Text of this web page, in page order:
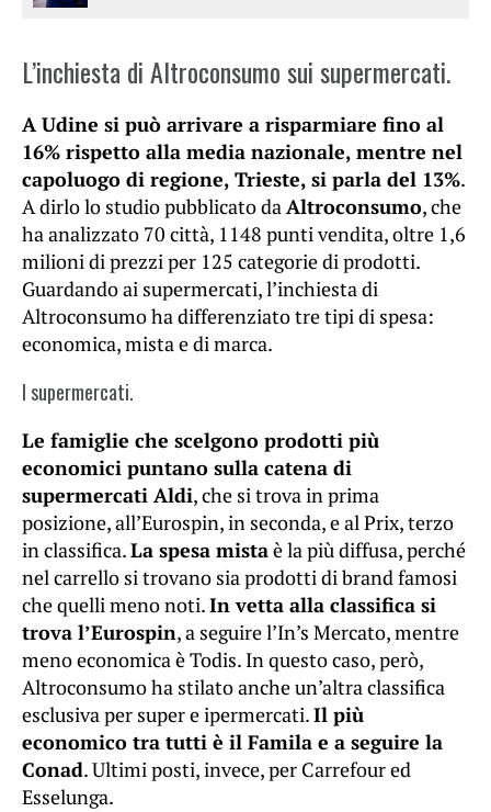
L’inchiesta di Altroconsumo sui supermercati.
A Udine si può arrivare a risparmiare fino al
16% rispetto alla media nazionale, mentre nel
capoluogo di regione, Trieste, si parla del 13%.
A dirlo lo studio pubblicato daAltroconsumo, che
ha analizzato 70 città, 1148 punti vendita, oltre 1,6
milioni di prezzi per 125 categorie di prodotti.
Guardando ai supermercati, l’inchiesta di
Altroconsumo ha differenziato tre tipi di spesa:
economica, mista e di marca.
I supermercati.
Le famiglie che scelgono prodotti più
economici puntano sulla catena di
supermercati Aldi, che si trova in prima
posizione, all’Eurospin, in seconda, e al Prix, terzo
in classifica.La spesa mistaè la più diffusa, perché
nel carrello si trovano sia prodotti di brand famosi
che quelli meno noti.In vetta alla classifica si
trova l’Eurospin, a seguire l’In’s Mercato, mentre
meno economica è Todis. In questo caso, però,
Altroconsumo ha stilato anche un’altra classifica
esclusiva per super e ipermercati.Il più
economico tra tutti è il Famila e a seguire la
Conad. Ultimi posti, invece, per Carrefour ed
Esselunga.